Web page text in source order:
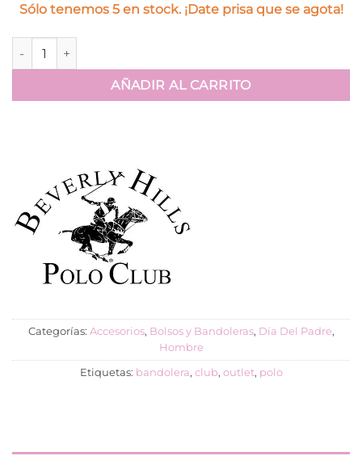
Sólo tenemos 5 en stock. ¡Date prisa que se agota!
Bandolera POLO CLUB. cantidad
AÑADIR AL CARRITO
Categorías: Accesorios, Bolsos y Bandoleras, Día Del Padre,
Hombre
Etiquetas: bandolera, club, outlet, polo